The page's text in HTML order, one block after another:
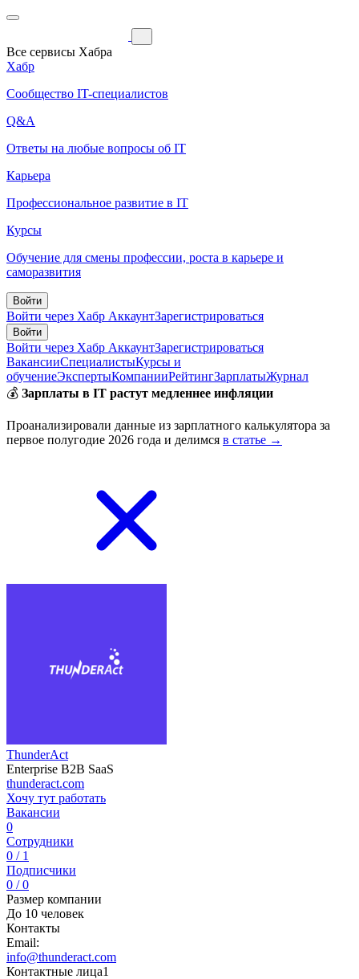
Все сервисы Хабра
Хабр
Сообщество IT-специалистов
Q&A
Ответы на любые вопросы об IT
Карьера
Профессиональное развитие в IT
Курсы
Обучение для смены профессии, роста в карьере и
саморазвития
Войти
Войти через Хабр АккаунтЗарегистрироваться
Войти
Войти через Хабр АккаунтЗарегистрироваться
ВакансииСпециалистыКурсы и
обучениеЭкспертыКомпанииРейтингЗарплатыЖурнал
💰 Зарплаты в IT растут медленнее инфляции
Проанализировали данные из зарплатного калькулятора за
первое полугодие 2026 года и делимся в статье →
ThunderAct
Enterprise B2B SaaS
thunderact.com
Хочу тут работать
Вакансии
0
Сотрудники
0 / 1
Подписчики
0 / 0
Размер компании
До 10 человек
Контакты
Email:
info@thunderact.com
Контактные лица1